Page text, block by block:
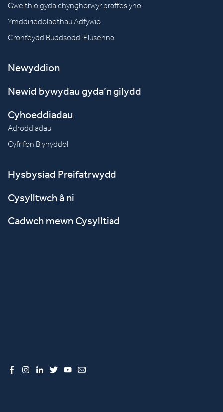
Gweithio gyda chynghorwyr proffesiynol
Ymddiriedolaethau Adfywio
Cronfeydd Buddsoddi Elusennol
Newyddion
Newid bywydau gyda’n gilydd
Cyhoeddiadau
Adroddiadau
Cyfrifon Blynyddol
Hysbysiad Preifatrwydd
Cysylltwch â ni
Cadwch mewn Cysylltiad